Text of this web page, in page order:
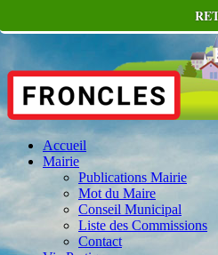
Accueil
Mairie
Publications Mairie
Mot du Maire
Conseil Municipal
Liste des Commissions
Contact